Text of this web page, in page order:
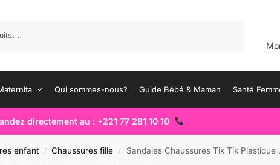
Qui sommes-nous? Guide Bébé & Maman Santé
directement au : +221 77 281 10 10
enfant / Chaussures fille / Sandales Chaussures Tik Tik Plastique Jelly Enfant